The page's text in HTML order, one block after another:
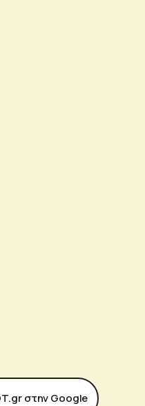
στην Google